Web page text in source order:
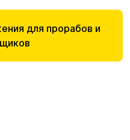
для прорабов и